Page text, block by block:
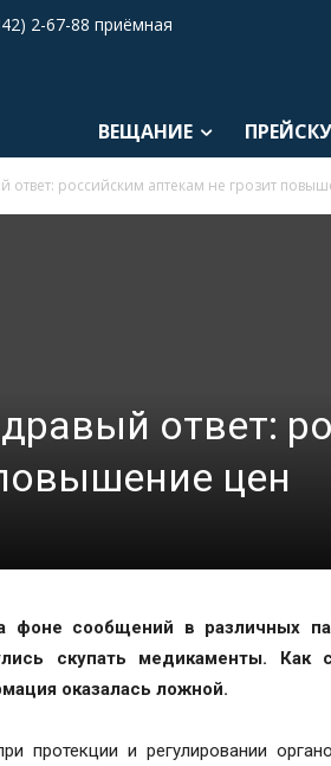
2-67-88 приёмная
ВЕЩАНИЕ
ответ: российским аптекам не грозит
ответ:
цен
фоне сообщений в различных
скупать медикаменты. Как
оказалась ложной.
протекции и регулировании